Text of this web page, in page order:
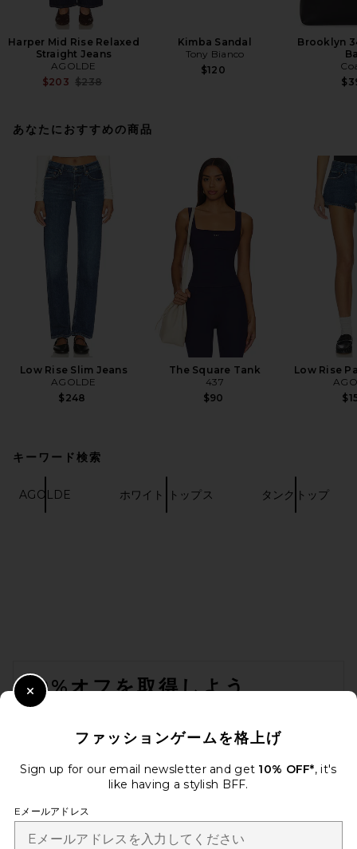
Harper Mid Rise Relaxed
Straight Jeans
AGOLDE
$203 Previous price:
$238
Kimba Sandal
Tony Bianco
$120
Brooklyn
あなたにおすすめの商品
Low Rise Slim Jeans
AGOLDE
$248
The Square Tank
437
$90
Low Rise
キーワード検索
AGOLDE ホワイト トップス タンクトップ
10%オフを取得しよう
も配信停止できます。
プライバシーポリシー
ファッションゲームを格上げ
Sign up for our email newsletter and get 10% OFF*, it's
like having a stylish BFF.
Eメールアドレス
Close Modal